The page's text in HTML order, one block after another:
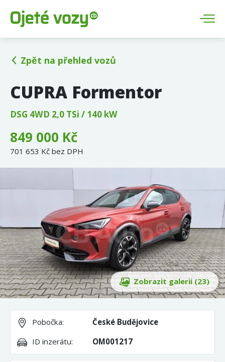
Zpět na přehled vozů
CUPRA Formentor
DSG 4WD 2,0 TSi / 140 kW
849 000 Kč
701 653 Kč bez DPH
Pobočka:
České Budějovice
ID inzerátu:
OM001217
Zobrazit galerii (23)